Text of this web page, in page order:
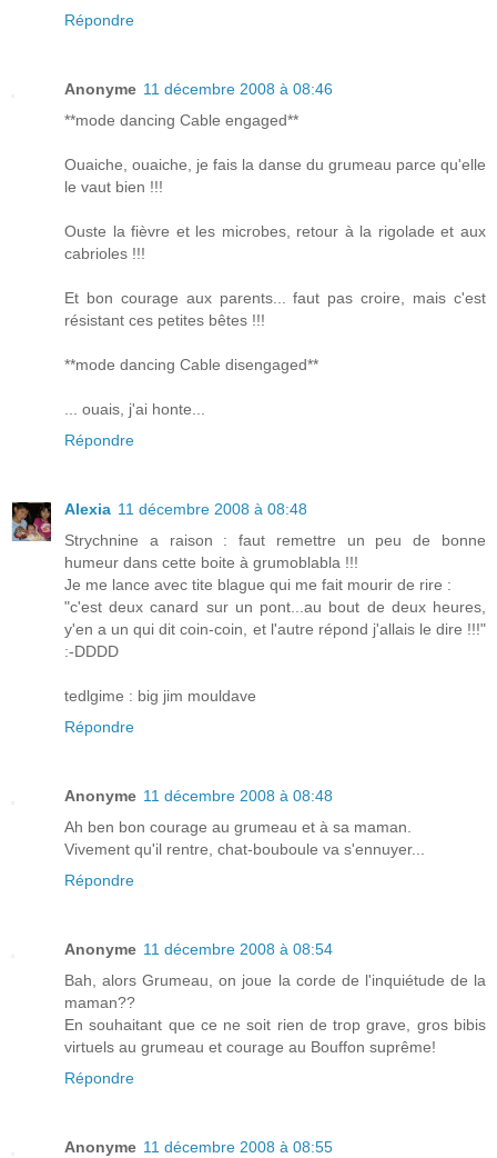
Répondre
Anonyme 11 décembre 2008 à 08:46
**mode dancing Cable engaged**
Ouaiche, ouaiche, je fais la danse du grumeau parce qu'elle
le vaut bien !!!
Ouste la fièvre et les microbes, retour à la rigolade et aux
cabrioles !!!
Et bon courage aux parents... faut pas croire, mais c'est
résistant ces petites bêtes !!!
**mode dancing Cable disengaged**
... ouais, j'ai honte...
Répondre
Alexia 11 décembre 2008 à 08:48
Strychnine a raison : faut remettre un peu de bonne
humeur dans cette boite à grumoblabla !!!
Je me lance avec tite blague qui me fait mourir de rire :
"c'est deux canard sur un pont...au bout de deux heures,
y'en a un qui dit coin-coin, et l'autre répond j'allais le dire !!!"
:-DDDD
tedlgime : big jim mouldave
Répondre
Anonyme 11 décembre 2008 à 08:48
Ah ben bon courage au grumeau et à sa maman.
Vivement qu'il rentre, chat-bouboule va s'ennuyer...
Répondre
Anonyme 11 décembre 2008 à 08:54
Bah, alors Grumeau, on joue la corde de l'inquiétude de la
maman??
En souhaitant que ce ne soit rien de trop grave, gros bibis
virtuels au grumeau et courage au Bouffon suprême!
Répondre
Anonyme 11 décembre 2008 à 08:55